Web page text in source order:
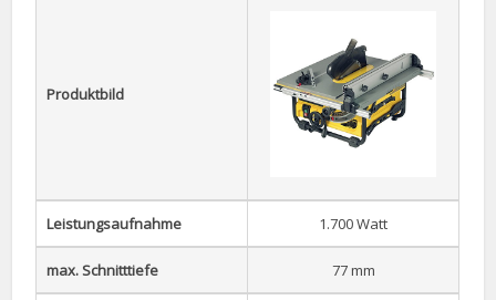
Produktbild
Leistungsaufnahme 1.700 Watt
max. Schnitttiefe 77 mm